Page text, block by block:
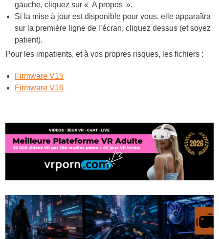
gauche, cliquez sur « A propos ».
Si la mise à jour est disponible pour vous, elle apparaîtra
sur la première ligne de l’écran, cliquez dessus (et soyez
patient).
Pour les impatients, et à vos propres risques, les fichiers :
Firmware V15
Firmware V16